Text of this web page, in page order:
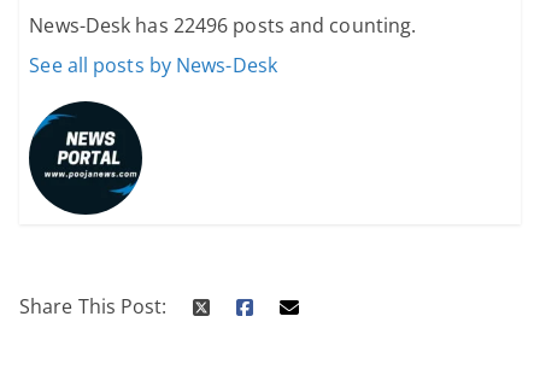
News-Desk has 22496 posts and counting.
See all posts by News-Desk
Share This Post: